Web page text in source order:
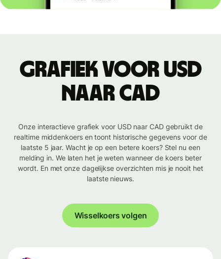
Grafiek voor USD
naar CAD
Onze interactieve grafiek voor USD naar CAD gebruikt de
realtime middenkoers en toont historische gegevens voor de
laatste 5 jaar. Wacht je op een betere koers? Stel nu een
melding in. We laten het je weten wanneer de koers beter
wordt. En met onze dagelijkse overzichten mis je nooit het
laatste nieuws.
Wisselkoers volgen